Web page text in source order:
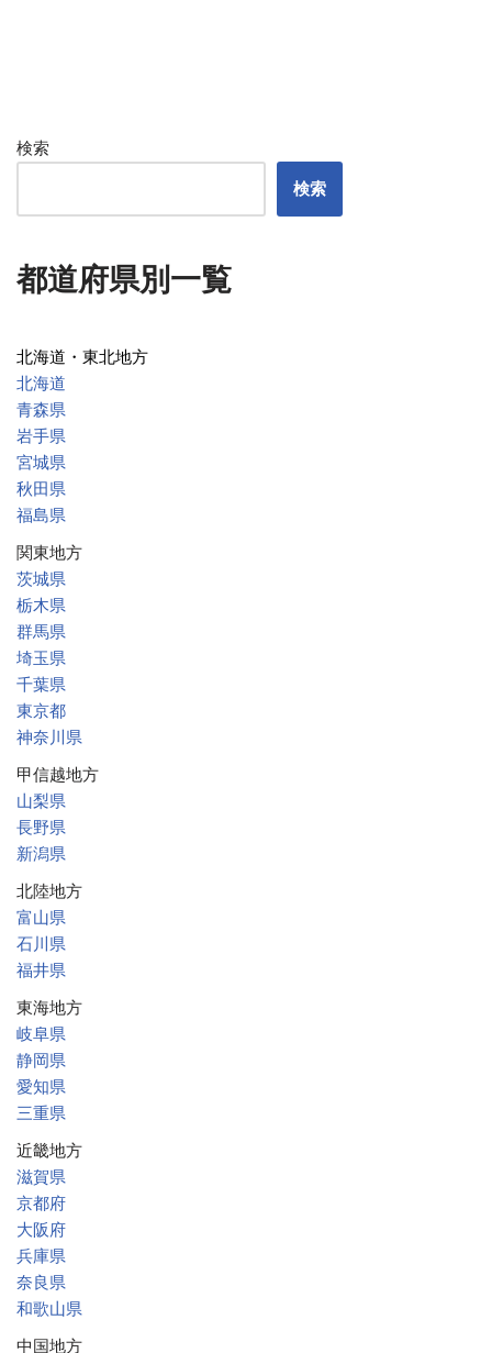
検索
検索
都道府県別一覧
北海道・東北地方
北海道
青森県
岩手県
宮城県
秋田県
福島県
関東地方
茨城県
栃木県
群馬県
埼玉県
千葉県
東京都
神奈川県
甲信越地方
山梨県
長野県
新潟県
北陸地方
富山県
石川県
福井県
東海地方
岐阜県
静岡県
愛知県
三重県
近畿地方
滋賀県
京都府
大阪府
兵庫県
奈良県
和歌山県
中国地方